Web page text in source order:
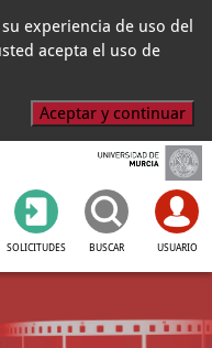
experiencia de uso del
acepta el uso de
Aceptar y continuar
SOLICITUDES BUSCAR USUARIO